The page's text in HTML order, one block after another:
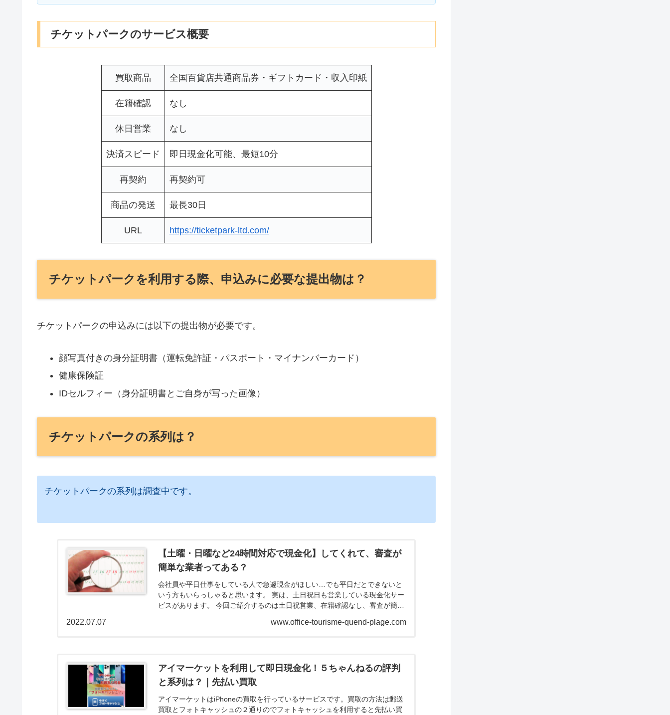
チケットパークのサービス概要
買取商品 全国百貨店共通商品券・ギフトカード・収入印紙
在籍確認 なし
休日営業 なし
決済スピード 即日現金化可能、最短10分
再契約 再契約可
商品の発送 最長30日
URL https://ticketpark-ltd.com/
チケットパークを利用する際、申込みに必要な提出物は？
チケットパークの申込みには以下の提出物が必要です。
顔写真付きの身分証明書（運転免許証・パスポート・マイナンバーカード）
健康保険証
IDセルフィー（身分証明書とご自身が写った画像）
チケットパークの系列は？
チケットパークの系列は調査中です。
【土曜・日曜など24時間対応で現金化】してくれて、審査が
簡単な業者ってある？
会社員や平日仕事をしている人で急遽現金がほしい…でも平日だとできないと
いう方もいらっしゃると思います。 実は、土日祝日も営業している現金化サー
ビスがあります。 今回ご紹介するのは土日祝営業、在籍確認なし、審査が簡単
www.office-tourisme-quend-plage.com
2022.07.07
アイマーケットを利用して即日現金化！５ちゃんねるの評判
と系列は？｜先払い買取
アイマーケットはiPhoneの買取を行っているサービスです。買取の方法は郵送
買取とフォトキャッシュの２通りのでフォトキャッシュを利用すると先払い買